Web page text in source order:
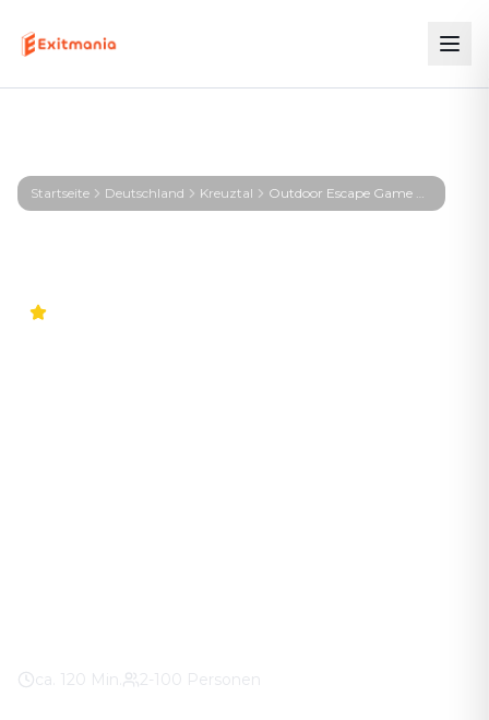
Startseite Deutschland Kreuztal Outdoor Escape Game Kreuztal – First Profiler - Kreuztal
ca. 120 Min. 2-100 Personen